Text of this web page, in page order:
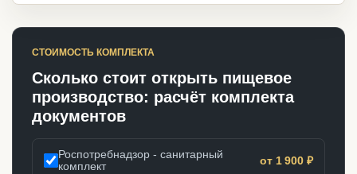
СТОИМОСТЬ КОМПЛЕКТА
Сколько стоит открыть пищевое
производство: расчёт комплекта
документов
Роспотребнадзор - санитарный
комплект
от 1 900 ₽